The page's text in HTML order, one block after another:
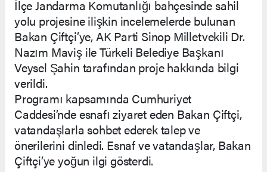
İlçe Jandarma Komutanlığı bahçesinde sahil
yolu projesine ilişkin incelemelerde bulunan
Bakan Çiftçi’ye, AK Parti Sinop Milletvekili Dr.
Nazım Maviş ile Türkeli Belediye Başkanı
Veysel Şahin tarafından proje hakkında bilgi
verildi.
Programı kapsamında Cumhuriyet
Caddesi’nde esnafı ziyaret eden Bakan Çiftçi,
vatandaşlarla sohbet ederek talep ve
önerilerini dinledi. Esnaf ve vatandaşlar, Bakan
Çiftçi’ye yoğun ilgi gösterdi.